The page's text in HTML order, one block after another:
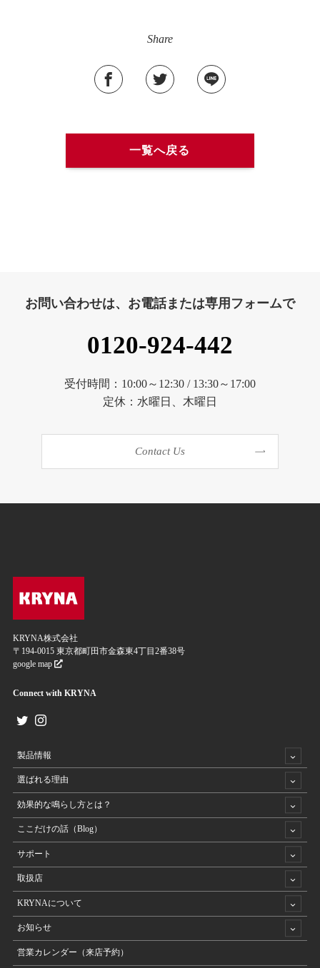
Share
一覧へ戻る
お問い合わせは、お電話または専用フォームで
0120-924-442
受付時間：10:00～12:30 / 13:30～17:00
定休：水曜日、木曜日
Contact Us
KRYNA株式会社
〒194-0015 東京都町田市金森東4丁目2番38号
google map
Connect with KRYNA
製品情報
選ばれる理由
効果的な鳴らし方とは？
ここだけの話（Blog）
サポート
取扱店
KRYNAについて
お知らせ
営業カレンダー（来店予約）